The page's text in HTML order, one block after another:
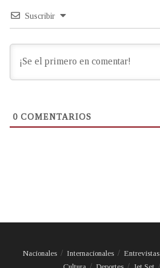
Suscribir
0 COMENTARIOS
Nacionales Internacionales Entrevistas